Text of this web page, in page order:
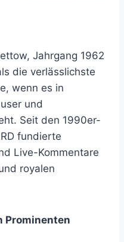
Jahrgang 1962
die verlässlichste
wenn es in
und
Seit den 1990er-
fundierte
Live-Kommentare
royalen
Prominenten